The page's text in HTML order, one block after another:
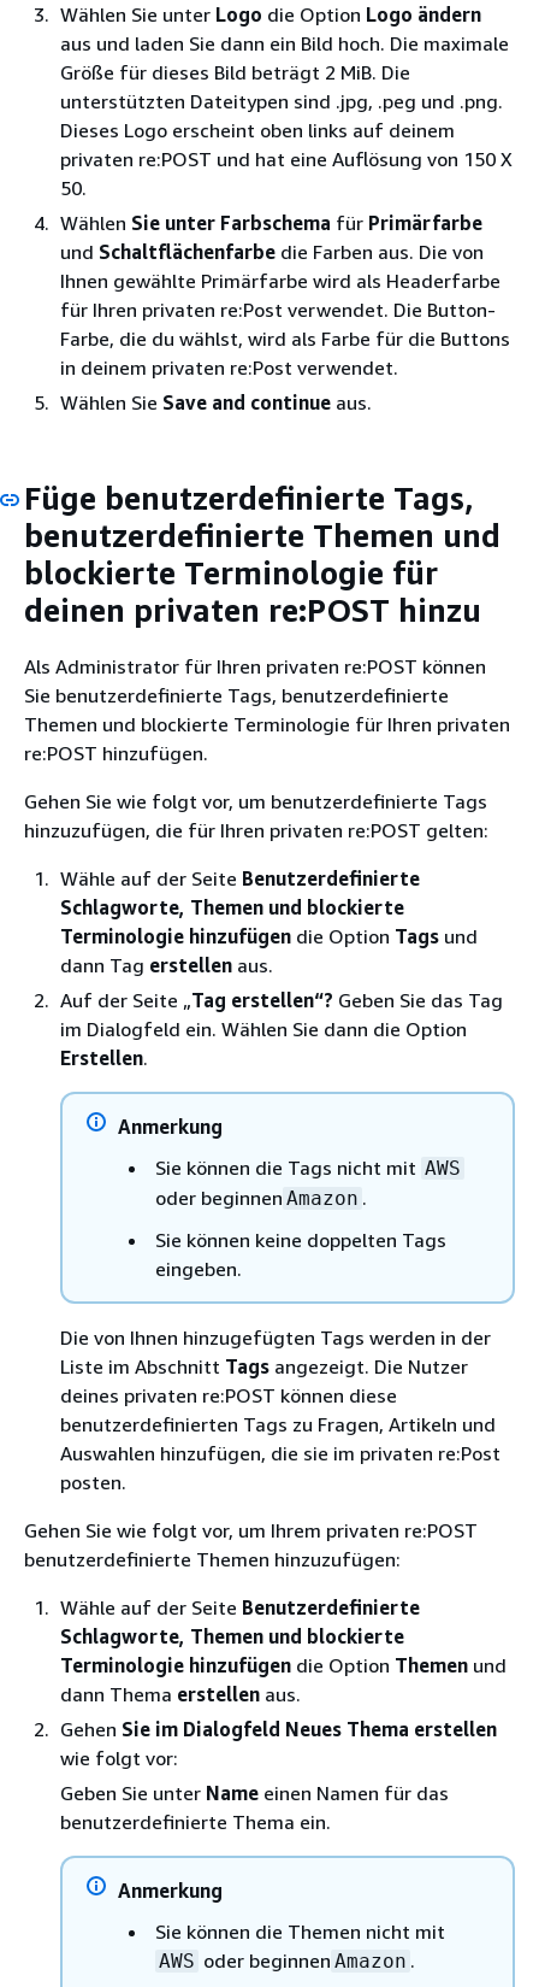
Wählen Sie unter Logo die Option Logo ändern
aus und laden Sie dann ein Bild hoch. Die maximale
Größe für dieses Bild beträgt 2 MiB. Die
unterstützten Dateitypen sind .jpg, .peg und .png.
Dieses Logo erscheint oben links auf deinem
privaten re:POST und hat eine Auflösung von 150 X
50.
Wählen Sie unter Farbschema für Primärfarbe
und Schaltflächenfarbe die Farben aus. Die von
Ihnen gewählte Primärfarbe wird als Headerfarbe
für Ihren privaten re:Post verwendet. Die Button-
Farbe, die du wählst, wird als Farbe für die Buttons
in deinem privaten re:Post verwendet.
Wählen Sie Save and continue aus.
Füge benutzerdefinierte Tags,
benutzerdefinierte Themen und
blockierte Terminologie für
deinen privaten re:POST hinzu
Als Administrator für Ihren privaten re:POST können
Sie benutzerdefinierte Tags, benutzerdefinierte
Themen und blockierte Terminologie für Ihren privaten
re:POST hinzufügen.
Gehen Sie wie folgt vor, um benutzerdefinierte Tags
hinzuzufügen, die für Ihren privaten re:POST gelten:
Wähle auf der Seite Benutzerdefinierte
Schlagworte, Themen und blockierte
Terminologie hinzufügen die Option Tags und
dann Tag erstellen aus.
Auf der Seite „Tag erstellen“? Geben Sie das Tag
im Dialogfeld ein. Wählen Sie dann die Option
Erstellen.
Anmerkung
Sie können die Tags nicht mit AWS
oder beginnen Amazon .
Sie können keine doppelten Tags
eingeben.
Die von Ihnen hinzugefügten Tags werden in der
Liste im Abschnitt Tags angezeigt. Die Nutzer
deines privaten re:POST können diese
benutzerdefinierten Tags zu Fragen, Artikeln und
Auswahlen hinzufügen, die sie im privaten re:Post
posten.
Gehen Sie wie folgt vor, um Ihrem privaten re:POST
benutzerdefinierte Themen hinzuzufügen:
Wähle auf der Seite Benutzerdefinierte
Schlagworte, Themen und blockierte
Terminologie hinzufügen die Option Themen und
dann Thema erstellen aus.
Gehen Sie im Dialogfeld Neues Thema erstellen
wie folgt vor:
Geben Sie unter Name einen Namen für das
benutzerdefinierte Thema ein.
Anmerkung
Sie können die Themen nicht mit
AWS oder beginnen Amazon .